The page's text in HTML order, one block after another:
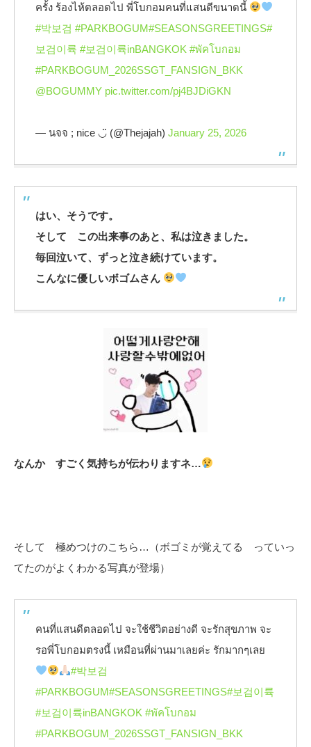
ครั้ง ร้องไห้ตลอดไป พี่โบกอมคนที่แสนดีขนาดนี้
#박보검 #PARKBOGUM#SEASONSGREETINGS#
보검이륙 #보검이륙inBANGKOK #พัคโบกอม
#PARKBOGUM_2026SSGT_FANSIGN_BKK
@BOGUMMY pic.twitter.com/pj4BJDiGKN
— นจจ ; nice ◡̈ (@Thejajah) January 25, 2026
はい、そうです。
そして この出来事のあと、私は泣きました。
毎回泣いて、ずっと泣き続けています。
こんなに優しいボゴムさん
なんか すごく気持ちが伝わりますネ…
そして 極めつけのこちら…（ボゴミが覚えてる っていっ
てたのがよくわかる写真が登場）
คนที่แสนดีตลอดไป จะใช้ชีวิตอย่างดี จะรักสุขภาพ จะ
รอพี่โบกอมตรงนี้ เหมือนที่ผ่านมาเลยค่ะ รักมากๆเลย
#박보검
#PARKBOGUM#SEASONSGREETINGS#보검이륙
#보검이륙inBANGKOK #พัคโบกอม
#PARKBOGUM_2026SSGT_FANSIGN_BKK